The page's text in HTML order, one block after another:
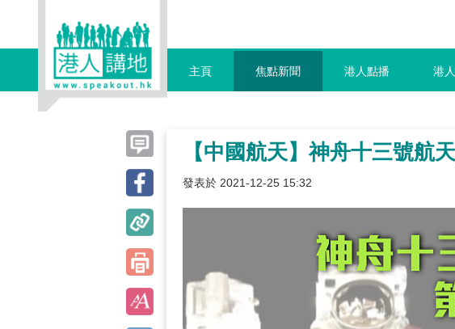
主頁 焦點新聞 港人點播 港
【中國航天】神舟十三號航
發表於 2021-12-25 15:32